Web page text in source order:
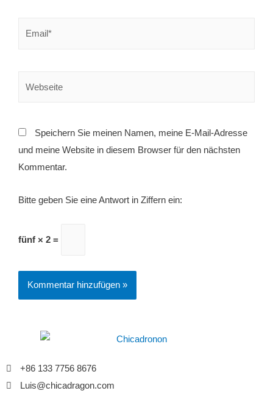
Speichern Sie meinen Namen, meine E-Mail-Adresse
und meine Website in diesem Browser für den nächsten
Kommentar.
Bitte geben Sie eine Antwort in Ziffern ein:
fünf × 2 =
+86 133 7756 8676
Luis@chicadragon.com